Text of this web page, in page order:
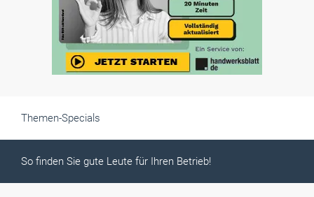
Themen-Specials
So finden Sie gute Leute für Ihren Betrieb!